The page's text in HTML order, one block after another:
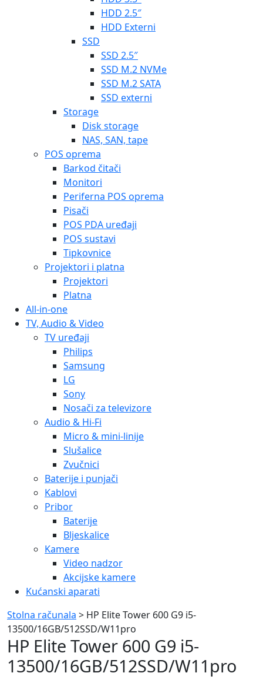
HDD 2.5″
HDD Externi
SSD
SSD 2.5″
SSD M.2 NVMe
SSD M.2 SATA
SSD externi
Storage
Disk storage
NAS, SAN, tape
POS oprema
Barkod čitači
Monitori
Periferna POS oprema
Pisači
POS PDA uređaji
POS sustavi
Tipkovnice
Projektori i platna
Projektori
Platna
All-in-one
TV, Audio & Video
TV uređaji
Philips
Samsung
LG
Sony
Nosači za televizore
Audio & Hi-Fi
Micro & mini-linije
Slušalice
Zvučnici
Baterije i punjači
Kablovi
Pribor
Baterije
Bljeskalice
Kamere
Video nadzor
Akcijske kamere
Kućanski aparati
Stolna računala > HP Elite Tower 600 G9 i5-
13500/16GB/512SSD/W11pro
HP Elite Tower 600 G9 i5-
13500/16GB/512SSD/W11pro